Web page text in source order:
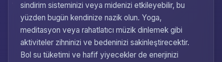
sindirim sisteminizi veya midenizi etkileyebilir, bu
yüzden bugün kendinize nazik olun. Yoga,
meditasyon veya rahatlatıcı müzik dinlemek gibi
aktiviteler zihninizi ve bedeninizi sakinleştirecektir.
Bol su tüketimi ve hafif yiyecekler de enerjinizi